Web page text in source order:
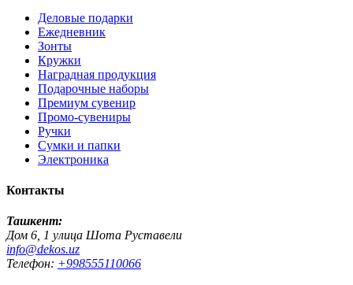
Деловые подарки
Ежедневник
Зонты
Кружки
Наградная продукция
Подарочные наборы
Премиум сувенир
Промо-сувениры
Ручки
Сумки и папки
Электроника
Контакты
Ташкент:
Дом 6, 1 улица Шота Руставели
info@dekos.uz
Телефон: +998555110066